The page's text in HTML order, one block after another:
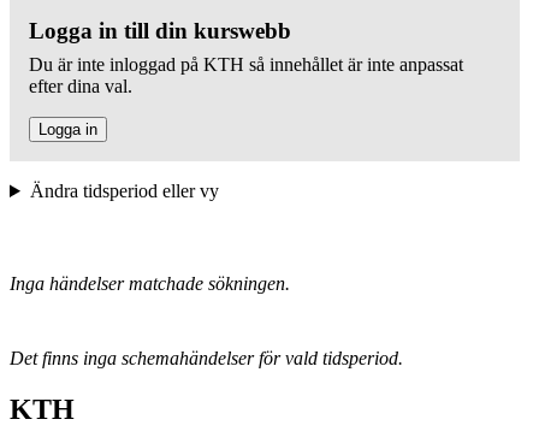
Logga in till din kurswebb
Du är inte inloggad på KTH så innehållet är inte anpassat
efter dina val.
Logga in
Ändra tidsperiod eller vy
Inga händelser matchade sökningen.
Det finns inga schemahändelser för vald tidsperiod.
KTH